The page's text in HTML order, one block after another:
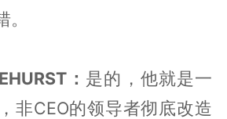
： 是的，他就是一
非CEO的领导者彻底改造